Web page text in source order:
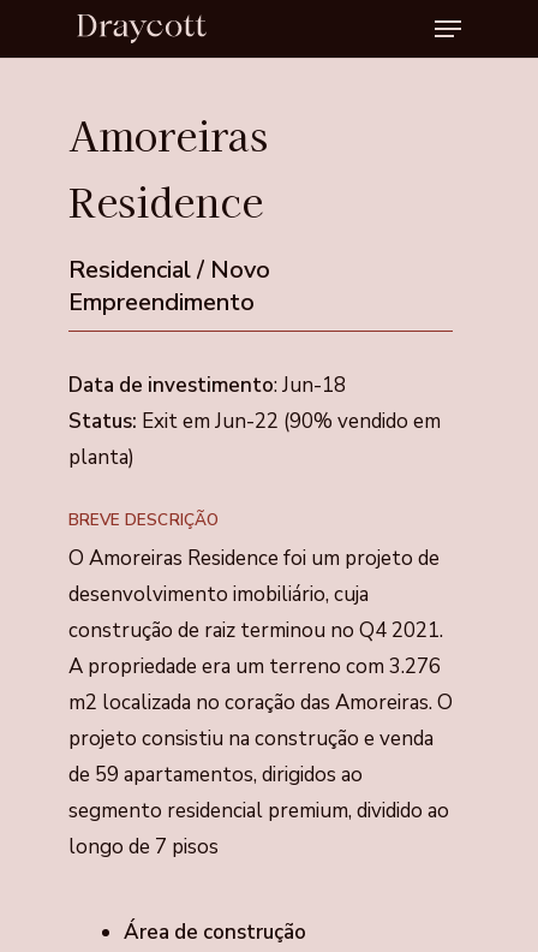
to
Menu
Amoreiras
Residence
Residencial / Novo
Empreendimento
Data de investimento: Jun-18
Status: Exit em Jun-22 (90% vendido em
planta)
BREVE DESCRIÇÃO
O Amoreiras Residence foi um projeto de
desenvolvimento imobiliário, cuja
construção de raiz terminou no Q4 2021.
A propriedade era um terreno com 3.276
m2 localizada no coração das Amoreiras. O
projeto consistiu na construção e venda
de 59 apartamentos, dirigidos ao
segmento residencial premium, dividido ao
longo de 7 pisos
Área de construção